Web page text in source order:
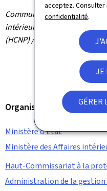
acceptez.
confidentialité.
JE
GÉRER
Communiqué par le
intérieures / Haut-
(HCNP) / Administration de la
Organisation
Ministère d'État
Ministère des Affaires
Haut-Commissariat à la
Administration de la gestion